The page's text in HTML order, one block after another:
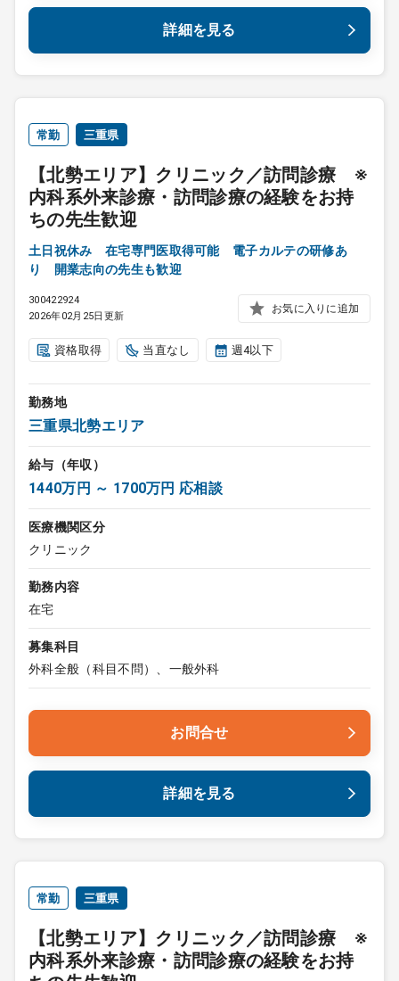
詳細を見る
常勤 三重県
【北勢エリア】クリニック／訪問診療 ※
内科系外来診療・訪問診療の経験をお持
ちの先生歓迎
土日祝休み 在宅専門医取得可能 電子カルテの研修あ
り 開業志向の先生も歓迎
300422924
2026年02月25日更新
お気に入りに追加
資格取得 当直なし 週4以下
勤務地
三重県北勢エリア
給与（年収）
1440万円 ～ 1700万円 応相談
医療機関区分
クリニック
勤務内容
在宅
募集科目
外科全般（科目不問）、一般外科
お問合せ
詳細を見る
常勤 三重県
【北勢エリア】クリニック／訪問診療 ※
内科系外来診療・訪問診療の経験をお持